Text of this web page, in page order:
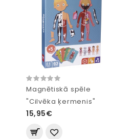
Magnētiskā spēle
"Cilvēka ķermenis"
15,95€